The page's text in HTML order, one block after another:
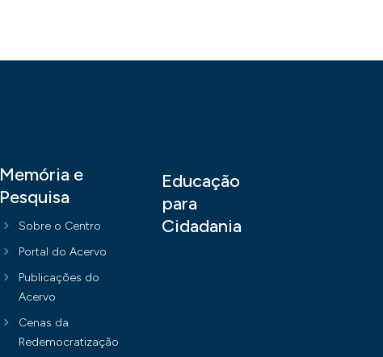
Memória e
Pesquisa
Sobre o Centro
Portal do Acervo
Publicações do
Acervo
Cenas da
Redemocratização
Educação
para
Cidadania